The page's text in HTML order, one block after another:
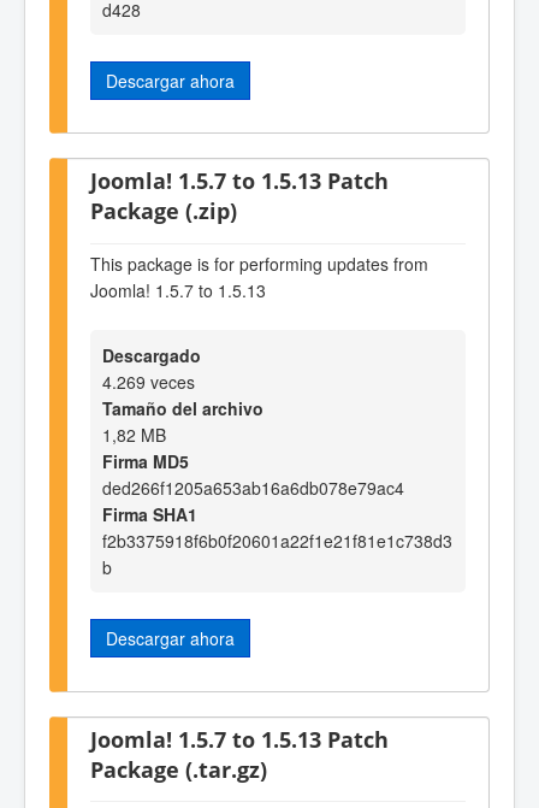
d428
Descargar ahora
Joomla! 1.5.7 to 1.5.13 Patch
Package (.zip)
This package is for performing updates from
Joomla! 1.5.7 to 1.5.13
Descargado
4.269 veces
Tamaño del archivo
1,82 MB
Firma MD5
ded266f1205a653ab16a6db078e79ac4
Firma SHA1
f2b3375918f6b0f20601a22f1e21f81e1c738d3
b
Descargar ahora
Joomla! 1.5.7 to 1.5.13 Patch
Package (.tar.gz)